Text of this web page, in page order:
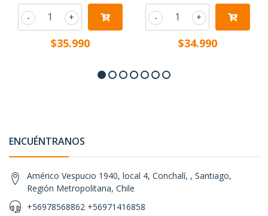
+
-
$35.990
+
-
$34.990
ENCUÉNTRANOS
Américo Vespucio 1940, local 4, Conchalí, , Santiago,
Región Metropolitana, Chile
+56978568862 +56971416858